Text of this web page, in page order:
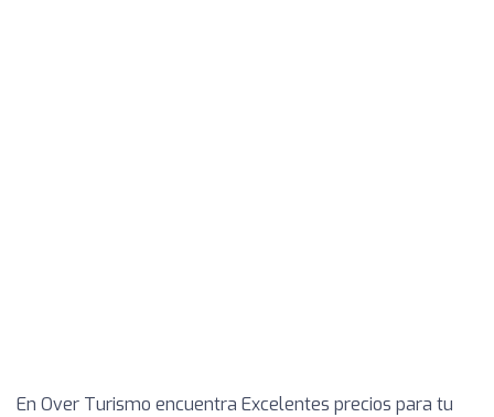
En Over Turismo encuentra Excelentes precios para tu